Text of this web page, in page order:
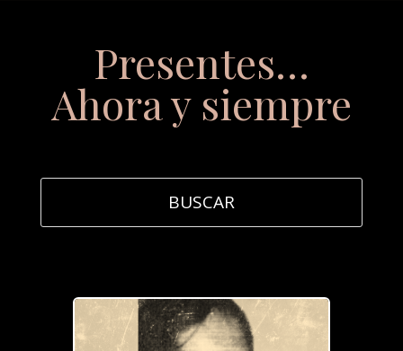
Presentes…
Ahora y siempre